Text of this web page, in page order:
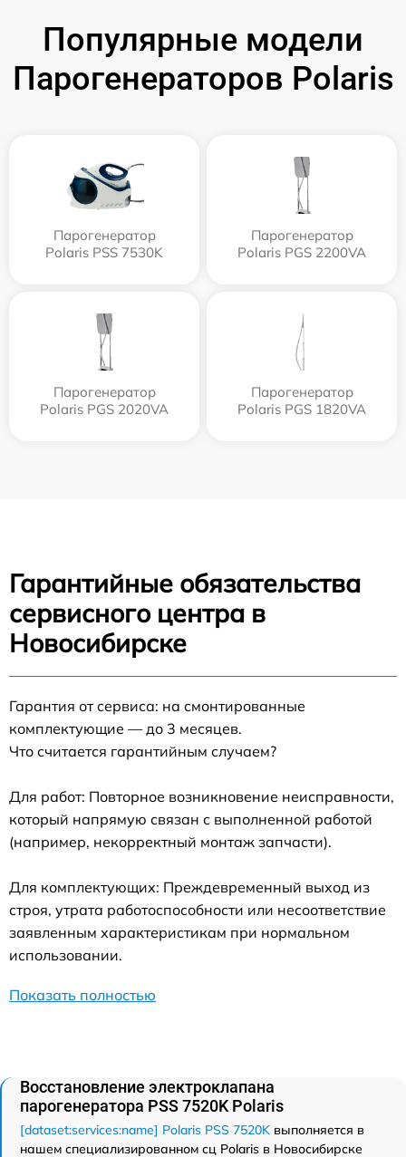
Популярные модели
Парогенераторов Polaris
Парогенератор
Polaris PSS 7530K
Парогенератор
Polaris PGS 2200VA
Парогенератор
Polaris PGS 2020VA
Парогенератор
Polaris PGS 1820VA
Гарантийные обязательства
сервисного центра в
Новосибирске
Гарантия от сервиса: на смонтированные
комплектующие — до 3 месяцев.
Что считается гарантийным случаем?
Для работ: Повторное возникновение неисправности,
который напрямую связан с выполненной работой
(например, некорректный монтаж запчасти).
Для комплектующих: Преждевременный выход из
строя, утрата работоспособности или несоответствие
заявленным характеристикам при нормальном
использовании.
Показать полностью
Восстановление электроклапана
парогенератора PSS 7520K Polaris
[dataset:services:name] Polaris PSS 7520K выполняется в
нашем специализированном сц Polaris в Новосибирске